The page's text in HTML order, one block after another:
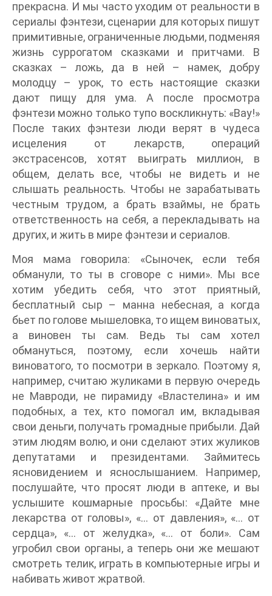
прекрасна. И мы часто уходим от реальности в
сериалы фэнтези, сценарии для которых пишут
примитивные, ограниченные людьми, подменяя
жизнь суррогатом сказками и притчами. В
сказках – ложь, да в ней – намек, добру
молодцу – урок, то есть настоящие сказки
дают пищу для ума. А после просмотра
фэнтези можно только тупо воскликнуть: «Вау!»
После таких фэнтези люди верят в чудеса
исцеления от лекарств, операций
экстрасенсов, хотят выиграть миллион, в
общем, делать все, чтобы не видеть и не
слышать реальность. Чтобы не зарабатывать
честным трудом, а брать взаймы, не брать
ответственность на себя, а перекладывать на
других, и жить в мире фэнтези и сериалов.
Моя мама говорила: «Сыночек, если тебя
обманули, то ты в сговоре с ними». Мы все
хотим убедить себя, что этот приятный,
бесплатный сыр – манна небесная, а когда
бьет по голове мышеловка, то ищем виноватых,
а виновен ты сам. Ведь ты сам хотел
обмануться, поэтому, если хочешь найти
виноватого, то посмотри в зеркало. Поэтому я,
например, считаю жуликами в первую очередь
не Мавроди, не пирамиду «Властелина» и им
подобных, а тех, кто помогал им, вкладывая
свои деньги, получать громадные прибыли. Дай
этим людям волю, и они сделают этих жуликов
депутатами и президентами. Займитесь
ясновидением и яснослышанием. Например,
послушайте, что просят люди в аптеке, и вы
услышите кошмарные просьбы: «Дайте мне
лекарства от головы», «… от давления», «… от
сердца», «… от желудка», «… от боли». Сам
угробил свои органы, а теперь они же мешают
смотреть телик, играть в компьютерные игры и
набивать живот жратвой.